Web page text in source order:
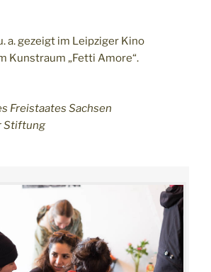
a. gezeigt im Leipziger Kino
Kunstraum „Fetti Amore“.
Freistaates Sachsen
Stiftung